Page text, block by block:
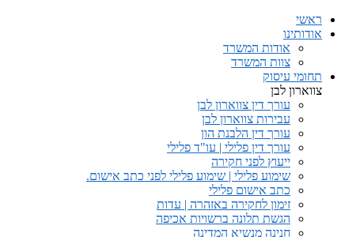
ראשי
אודותינו
אודות המשרד
צוות המשרד
תחומי עיסוק
צווארון לבן
עורך דין צווארון לבן
עבירות צווארון לבן
עורך דין הלבנת הון
עורך דין פלילי | עו"ד פלילי
ייעוץ לפני חקירה
שימוע פלילי | שימוע פלילי לפני כתב אישום.
כתב אישום פלילי
זימון לחקירה באזהרה | עדות
הגשת תלונה ברשויות אכיפה
חנינה מנשיא המדינה